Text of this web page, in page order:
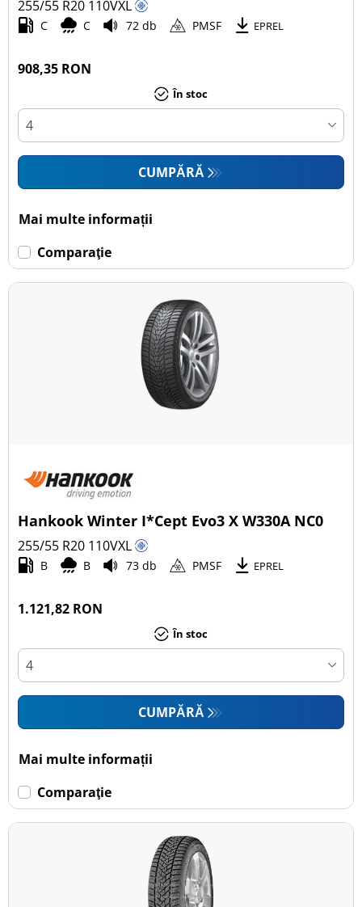
255/55 R20 110VXL
C C 72 db PMSF EPREL
908,35 RON
În stoc
CUMPĂRĂ
Mai multe informații
Comparaţie
Hankook Winter I*Cept Evo3 X W330A NC0
255/55 R20 110VXL
B B 73 db PMSF EPREL
1.121,82 RON
În stoc
CUMPĂRĂ
Mai multe informații
Comparaţie